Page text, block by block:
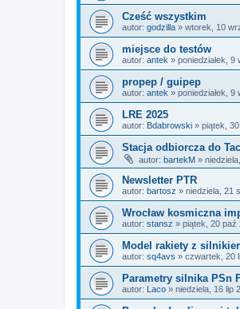
Cześć wszystkim
autor: godzilla » wtorek, 10
miejsce do testów
autor: antek » poniedziałek, 9
propep / guipep
autor: antek » poniedziałek, 9
LRE 2025
autor: Bdabrowski » piątek,
Stacja odbiorcza do
autor: bartekM »
Newsletter PTR
autor: bartosz » niedziela, 21
Wrocław kosmiczna
autor: stansz » piątek, 20 paź
Model rakiety z
autor: sq4avs » czwartek, 20
Parametry silnika PSn
autor: Laco » niedziela, 16 lip